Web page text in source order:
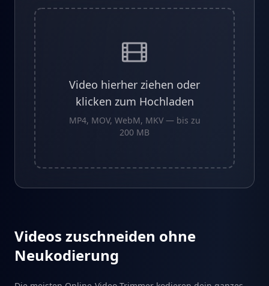
Video hierher ziehen oder
klicken zum Hochladen
MP4, MOV, WebM, MKV — bis zu
200 MB
Videos zuschneiden ohne
Neukodierung